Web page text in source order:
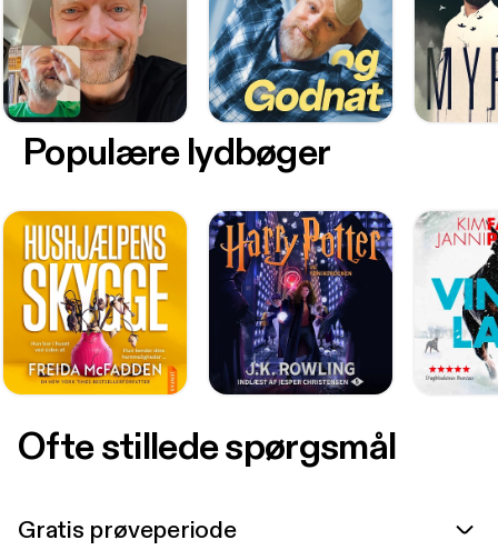
Populære lydbøger
Ofte stillede spørgsmål
Gratis prøveperiode